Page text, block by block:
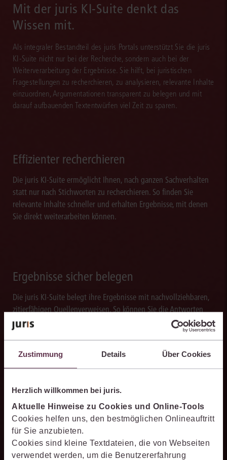
Zustimmung Details Über Cookies
Herzlich willkommen bei juris.
Aktuelle Hinweise zu Cookies und Online-Tools
Cookies helfen uns, den bestmöglichen Onlineauftritt
für Sie anzubieten.
Cookies sind kleine Textdateien, die von Webseiten
verwendet werden, um die Benutzererfahrung
Mit der juris KI-Suite denkt das
Wissen mit.
Als integraler Bestandteil des juris Portals unterstützt Sie die juris
KI-Suite nicht nur bei der Recherche, sondern auch bei der
Weiterverarbeitung der Ergebnisse. Sie hilft, bei juristischen
Fragestellungen zu recherchieren, zu analysieren, relevante Inhalte
einzuordnen, Argumentationen transparent zu belegen und mit
darauf aufbauenden Textentwürfen viel Zeit zu sparen.
Effizienter recherchieren
Die juris KI-Suite ermöglicht Ihnen, nach ganzen Sachverhalten
statt nur nach Stichworten zu recherchieren. So finden Sie
relevante Inhalte schneller und erhalten Ergebnisse, mit denen
Sie direkt weiterarbeiten können.
Ergebnisse sicher belegen
Die juris KI-Suite belegt ihre Ergebnisse mit nachvollziehbaren,
zitierfähigen Quellenverweisen. So können Sie die Antworten
transparent prüfen, fachlich einordnen und auf einer belastbaren
Grundlage weiterverarbeiten.
Schneller analysieren
Die juris KI-Suite beschleunigt die Analyse komplexer
juristischer Fragestellungen. Sie hilft dabei, Sachverhalte
einzuordnen, Zusammenhänge zu erkennen und belastbare
Ansatzpunkte für die weitere Bearbeitung zu gewinnen. Dabei